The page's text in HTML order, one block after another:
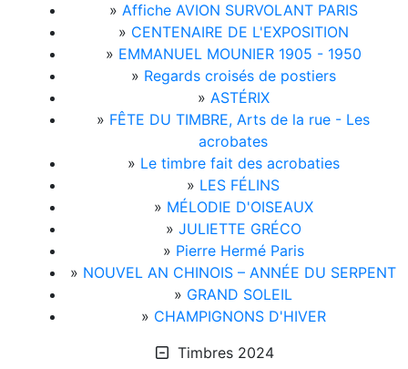
» Affiche AVION SURVOLANT PARIS
» CENTENAIRE DE L'EXPOSITION
» EMMANUEL MOUNIER 1905 - 1950
» Regards croisés de postiers
» ASTÉRIX
» FÊTE DU TIMBRE, Arts de la rue - Les
acrobates
» Le timbre fait des acrobaties
» LES FÉLINS
» MÉLODIE D'OISEAUX
» JULIETTE GRÉCO
» Pierre Hermé Paris
» NOUVEL AN CHINOIS – ANNÉE DU SERPENT
» GRAND SOLEIL
» CHAMPIGNONS D'HIVER
Timbres 2024